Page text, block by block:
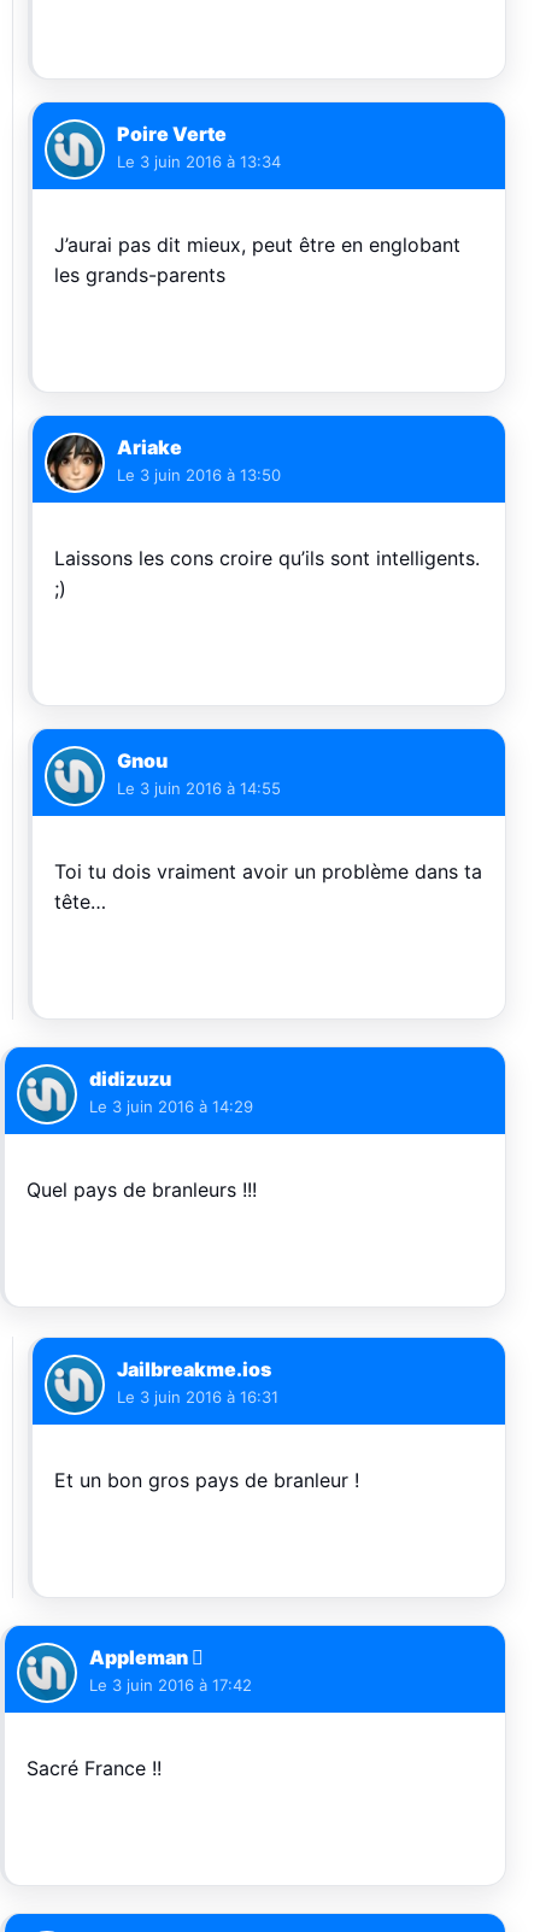
Poire Verte
Le 3 juin 2016 à 13:34
J’aurai pas dit mieux, peut être en englobant
les grands-parents
Ariake
Le 3 juin 2016 à 13:50
Laissons les cons croire qu’ils sont intelligents.
;)
Gnou
Le 3 juin 2016 à 14:55
Toi tu dois vraiment avoir un problème dans ta
tête…
didizuzu
Le 3 juin 2016 à 14:29
Quel pays de branleurs !!!
Jailbreakme.ios
Le 3 juin 2016 à 16:31
Et un bon gros pays de branleur !
Appleman 
Le 3 juin 2016 à 17:42
Sacré France !!